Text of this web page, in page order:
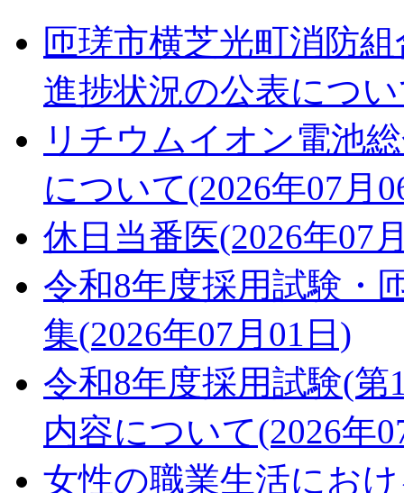
匝瑳市横芝光町消防
進捗状況の公表につ
リチウムイオン電池
について(2026年07月
休日当番医(2026年07
令和8年度採用試験・
集(2026年07月01日)
令和8年度採用試験(
内容について(2026年
女性の職業生活にお